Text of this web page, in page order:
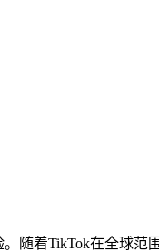
随着TikTok在全球